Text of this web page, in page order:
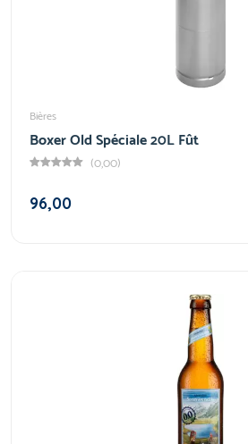
Bières
Boxer Old Spéciale 20L Fût
(0,00)
96,00